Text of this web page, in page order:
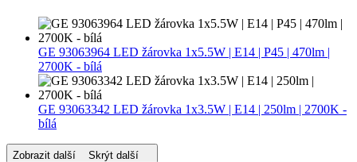
GE 93063964 LED žárovka 1x5.5W | E14 | P45 | 470lm |
2700K - bílá
GE 93063342 LED žárovka 1x3.5W | E14 | 250lm | 2700K -
bílá
Zobrazit další Skrýt další